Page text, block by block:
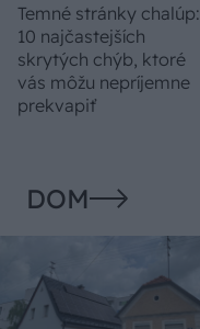
Temné stránky chalúp:
10 najčastejších
skrytých chýb, ktoré
vás môžu nepríjemne
prekvapiť
DOM